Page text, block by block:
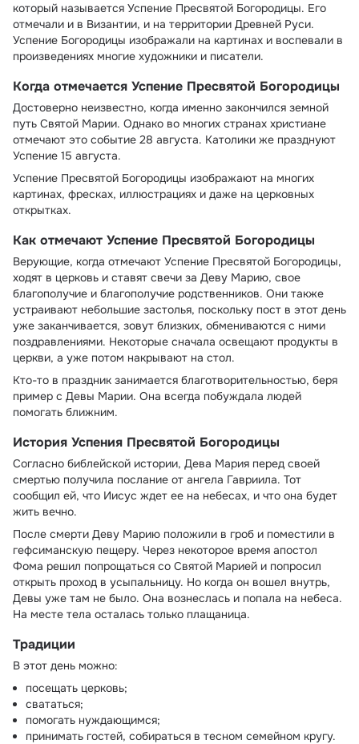
который называется Успение Пресвятой Богородицы. Его
отмечали и в Византии, и на территории Древней Руси.
Успение Богородицы изображали на картинах и воспевали в
произведениях многие художники и писатели.
Когда отмечается Успение Пресвятой Богородицы
Достоверно неизвестно, когда именно закончился земной
путь Святой Марии. Однако во многих странах христиане
отмечают это событие 28 августа. Католики же празднуют
Успение 15 августа.
Успение Пресвятой Богородицы изображают на многих
картинах, фресках, иллюстрациях и даже на церковных
открытках.
Как отмечают Успение Пресвятой Богородицы
Верующие, когда отмечают Успение Пресвятой Богородицы,
ходят в церковь и ставят свечи за Деву Марию, свое
благополучие и благополучие родственников. Они также
устраивают небольшие застолья, поскольку пост в этот день
уже заканчивается, зовут близких, обмениваются с ними
поздравлениями. Некоторые сначала освещают продукты в
церкви, а уже потом накрывают на стол.
Кто-то в праздник занимается благотворительностью, беря
пример с Девы Марии. Она всегда побуждала людей
помогать ближним.
История Успения Пресвятой Богородицы
Согласно библейской истории, Дева Мария перед своей
смертью получила послание от ангела Гавриила. Тот
сообщил ей, что Иисус ждет ее на небесах, и что она будет
жить вечно.
После смерти Деву Марию положили в гроб и поместили в
гефсиманскую пещеру. Через некоторое время апостол
Фома решил попрощаться со Святой Марией и попросил
открыть проход в усыпальницу. Но когда он вошел внутрь,
Девы уже там не было. Она вознеслась и попала на небеса.
На месте тела осталась только плащаница.
Традиции
В этот день можно:
посещать церковь;
свататься;
помогать нуждающимся;
принимать гостей, собираться в тесном семейном кругу.